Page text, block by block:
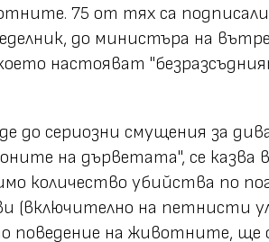
75 от тях са
до министъра на
настояват
до сериозни смущения за
на дърветата", се казва
количество убийства по
(включително на петнисти
поведение на животните,